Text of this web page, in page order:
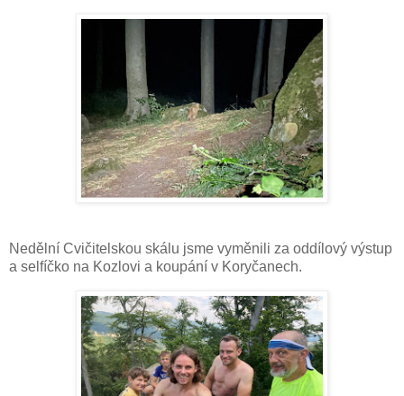
Nedělní Cvičitelskou skálu jsme vyměnili za oddílový výstup
a selfíčko na Kozlovi a koupání v Koryčanech.